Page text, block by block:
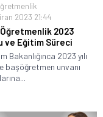
2023 21:44
2023
ve Eğitim Süreci
Bakanlığınca 2023 yılı
başöğretmen unvanı